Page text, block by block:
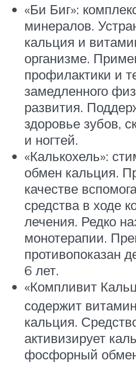
«Би Биг»:
минералов.
кальция и
организме.
профилактики и
замедленного
развития.
здоровье зубов,
и ногтей.
«Калькохель»:
обмен кальция.
качестве
средства в ходе
лечения. Редко
монотерапии.
противопоказан
6 лет.
«Компливит
содержит
кальция.
активизирует
фосфорный